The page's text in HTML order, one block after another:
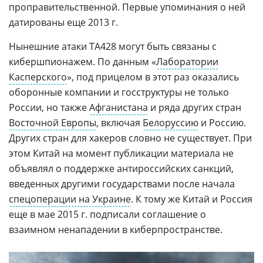
проправительственной. Первые упоминания о ней
датированы еще 2013 г.
Нынешние атаки ТА428 могут быть связаны с
кибершпионажем. По данным «Лаборатории
Касперского», под прицелом в этот раз оказались
оборонные компании и госструктуры не только
России, но такжеАфганистана и ряда других стран
Восточной Европы, включая Белоруссию и Россию.
Других стран для хакеров словно не существует. При
этом Китай на момент публикации материала не
объявлял о поддержке антироссийских санкций,
введенных другими государствами после начала
спецоперации на Украине. К тому же Китай и Россия
еще в мае 2015 г. подписали соглашение о
взаимном ненападении в киберпространстве.